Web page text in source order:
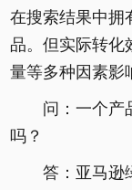
在搜索结果中拥
品。但实际转化
量等多种因素影
问：一个产
吗？
答：亚马逊